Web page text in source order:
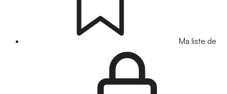
Ma liste de